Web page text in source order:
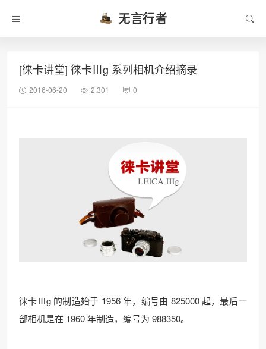
无言行者
[徕卡讲堂] 徕卡Ⅲg 系列相机介绍摘录
2016-06-20 2,301 0
徕卡Ⅲg 的制造始于 1956 年，编号由 825000 起，最后一
部相机是在 1960 年制造，编号为 988350。